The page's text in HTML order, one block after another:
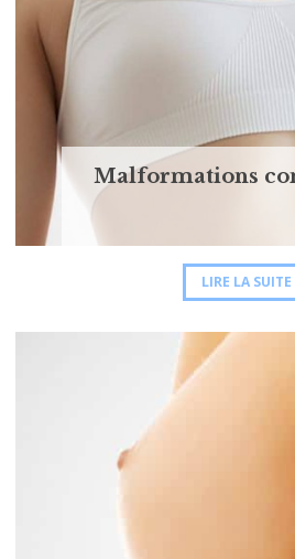
Malformations
LIRE LA SUITE